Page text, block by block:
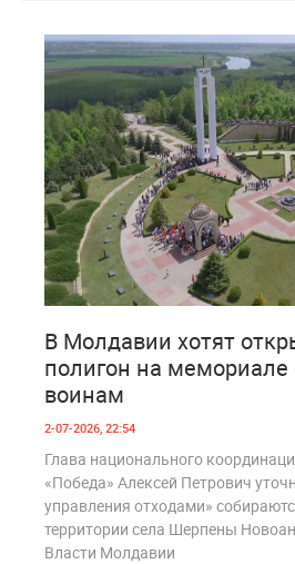
В Молдавии хотят
полигон на мемориале
воинам
2-07-2026, 22:54
Глава национального
«Победа» Алексей Петрович
управления отходами»
территории села Шерпены
Власти Молдавии